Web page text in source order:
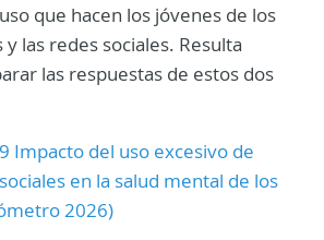
que hacen los jóvenes de los
las redes sociales. Resulta
las respuestas de estos dos
Impacto del uso excesivo de
en la salud mental de los
2026)